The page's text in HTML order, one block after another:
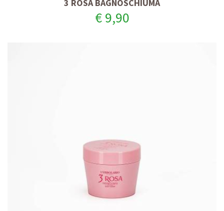
3 ROSA BAGNOSCHIUMA
€ 9,90